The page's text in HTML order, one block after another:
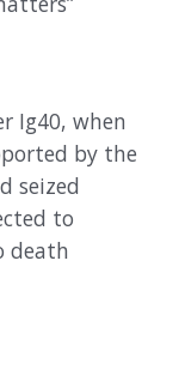
Ig40, when
by the
seized
to
death